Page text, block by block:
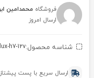
فروشگاه محمدامین
ارسال امروز
شناسه محصول:h7-12v
ارسال سریع با پست پیشتاز